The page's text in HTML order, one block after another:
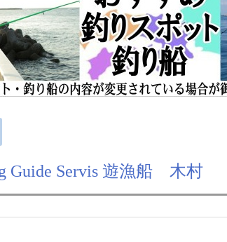
Guide Servis 遊漁船 木村